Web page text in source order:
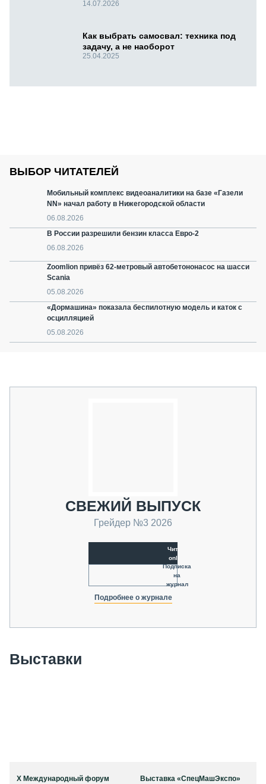
14.07.2026
Как выбрать самосвал: техника под
задачу, а не наоборот
25.04.2025
ВЫБОР ЧИТАТЕЛЕЙ
Мобильный комплекс видеоаналитики на базе «Газели
NN» начал работу в Нижегородской области
06.08.2026
В России разрешили бензин класса Евро-2
06.08.2026
Zoomlion привёз 62-метровый автобетононасос на шасси
Scania
05.08.2026
«Дормашина» показала беспилотную модель и каток с
осцилляцией
05.08.2026
СВЕЖИЙ ВЫПУСК
Грейдер №3 2026
Читать
online
Подписка
на
журнал
Подробнее о журнале
Выставки
X Международный форум
Выставка «СпецМашЭкспо»